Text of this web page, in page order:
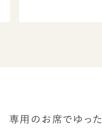
専用のお席でゆっ